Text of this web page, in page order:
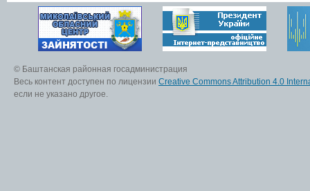
© Баштанская районная госадминистрация
Весь контент доступен по лицензии Creative Commons Attribution 4.0
если не указано другое.